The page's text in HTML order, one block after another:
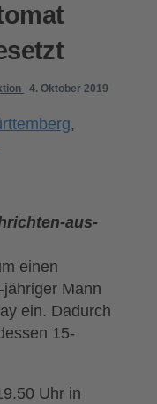
4. Oktober 2019
,
einen
Mann
ein. Dadurch
15-
Uhr in